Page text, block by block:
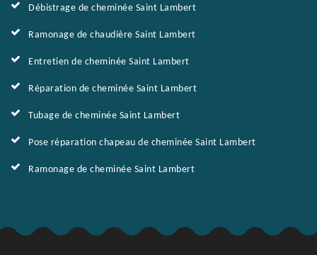
Débistrage de cheminée Saint Lambert
Ramonage de chaudière Saint Lambert
Entretien de cheminée Saint Lambert
Réparation de cheminée Saint Lambert
Tubage de cheminée Saint Lambert
Pose réparation chapeau de cheminée Saint Lambert
Ramonage de cheminée Saint Lambert